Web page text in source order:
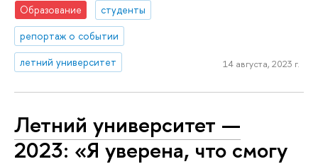
Образование
студенты
репортаж о событии
летний университет
14 августа, 2023 г.
Летний университет —
2023: «Я уверена, что смогу